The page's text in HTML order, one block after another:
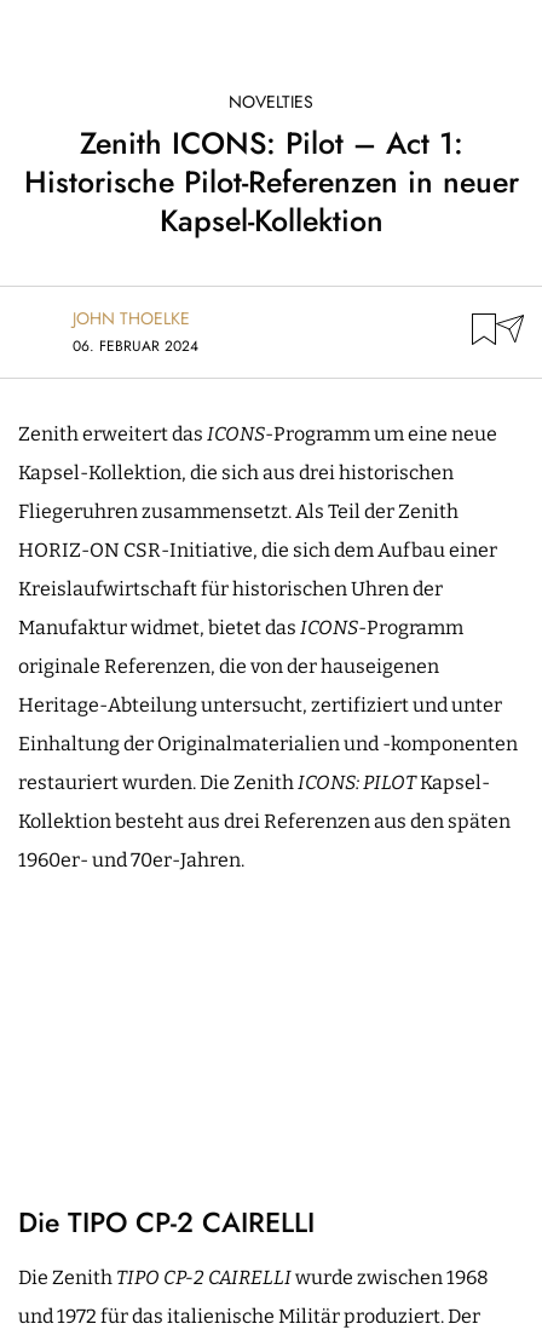
NOVELTIES
Zenith ICONS: Pilot – Act 1:
Historische Pilot-Referenzen in neuer
Kapsel-Kollektion
JOHN THOELKE
06. FEBRUAR 2024
Zenith erweitert das ICONS-Programm um eine neue
Kapsel-Kollektion, die sich aus drei historischen
Fliegeruhren zusammensetzt. Als Teil der Zenith
HORIZ-ON CSR-Initiative, die sich dem Aufbau einer
Kreislaufwirtschaft für historischen Uhren der
Manufaktur widmet, bietet das ICONS-Programm
originale Referenzen, die von der hauseigenen
Heritage-Abteilung untersucht, zertifiziert und unter
Einhaltung der Originalmaterialien und -komponenten
restauriert wurden. Die ZenithICONS: PILOTKapsel-
Kollektion besteht aus drei Referenzen aus den späten
1960er- und 70er-Jahren.
Die TIPO CP-2 CAIRELLI
Die Zenith TIPO CP-2 CAIRELLIwurde zwischen 1968
und 1972 für das italienische Militär produziert. Der